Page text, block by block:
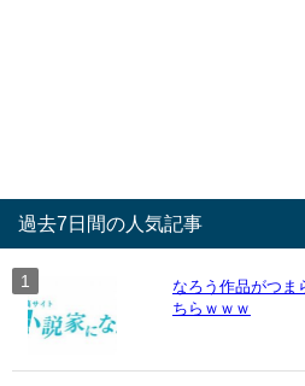
過去7日間の人気記事
なろう作品がつま
ちらｗｗｗ